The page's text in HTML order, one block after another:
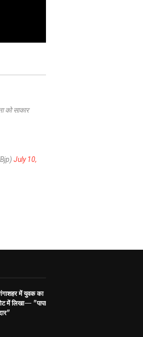
को साकार
July 10,
गंगाशहर में युवक का
में लिखा— "पापा